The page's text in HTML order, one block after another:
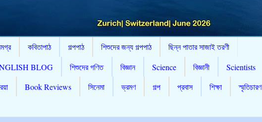
কবিতাপাঠ গল্পপাঠ শিশুদের জন্য গল্পপাঠ
ছিন্ন পাতার সাজাই তরণী
BLOG শিশুদের গণিত বিজ্ঞান Science বিজ্ঞানী
Scientists
Book Reviews সিনেমা ভ্রমণ গল্প প্রবাস শিক্ষা
স্মৃতিচারণ